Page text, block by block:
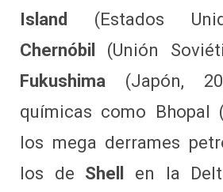
Island
(Estados
Chernóbil
(Unión
Fukushima (Japón,
químicas como Bhopal
los mega derrames
los de Shell
en la